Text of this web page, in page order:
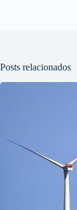
Posts relacionados